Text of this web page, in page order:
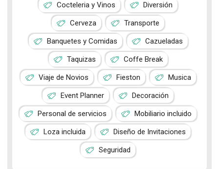
Cocteleria y Vinos Diversión
Cerveza Transporte
Banquetes y Comidas Cazueladas
Taquizas Coffe Break
Viaje de Novios Fieston Musica
Event Planner Decoración
Personal de servicios Mobiliario incluido
Loza incluida Diseño de Invitaciones
Seguridad